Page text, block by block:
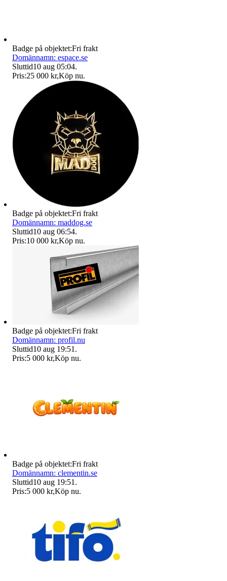
Badge på objektet:Fri frakt
Domännamn: espace.se
Sluttid10 aug 05:04.
Pris:25 000 kr,Köp nu.
Badge på objektet:Fri frakt
Domännamn: maddog.se
Sluttid10 aug 06:54.
Pris:10 000 kr,Köp nu.
Badge på objektet:Fri frakt
Domännamn: profil.nu
Sluttid10 aug 19:51 .
Pris:5 000 kr,Köp nu.
Badge på objektet:Fri frakt
Domännamn: clementin.se
Sluttid10 aug 19:51 .
Pris:5 000 kr,Köp nu.